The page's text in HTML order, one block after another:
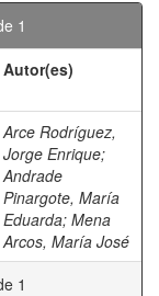
1
Autor(es)
Arce Rodríguez,
Jorge Enrique;
Andrade
Pinargote, María
Eduarda; Mena
Arcos, María José
1